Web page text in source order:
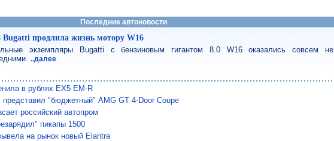
Последние автоновости
Bugatti продлила жизнь мотору W16
экземпляры Bugatti с бензиновым гигантом 8.0 W16 оказались совсем не
..далее
в рублях EX5 EM-R
представил "бюджетный" AMG GT 4-Door Coupe
российский автопром
пикапы 1500
на рынок новый Elantra